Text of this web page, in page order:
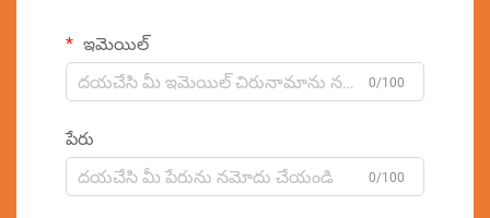
ఇమెయిల్
0/100
పేరు
0/100